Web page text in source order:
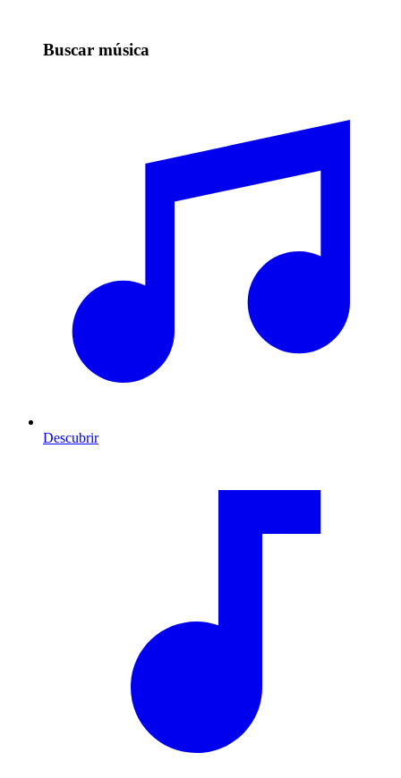
Buscar música
Descubrir